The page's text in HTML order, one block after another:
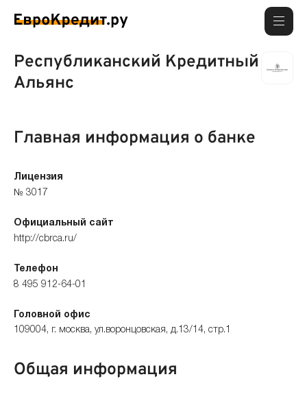
Республиканский Кредитный
Альянс
Главная информация о банке
Лицензия
№ 3017
Официальный сайт
http://cbrca.ru/
Телефон
8 495 912-64-01
Головной офис
109004, г. москва, ул.воронцовская, д.13/14, стр.1
Общая информация